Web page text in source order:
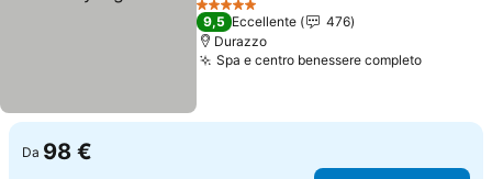
5 Stelle
9,5 Eccellente
476
Durazzo
Spa e centro benessere completo
Da 98 €